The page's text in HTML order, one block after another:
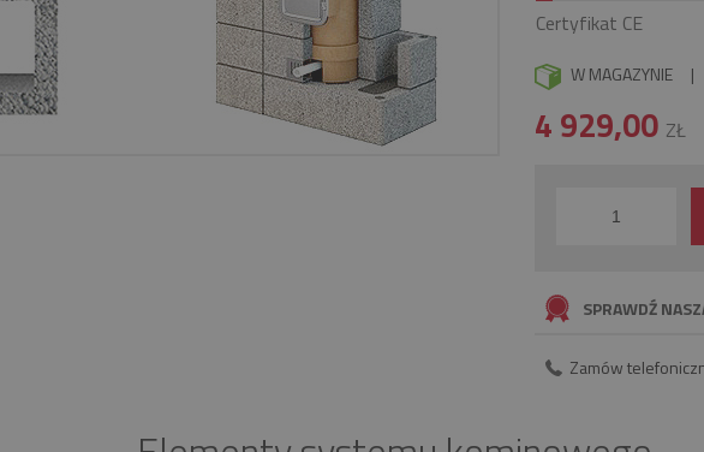
Certyfikat CE
W MAGAZYNIE |
4 929,00 ZŁ
SPRAWDŹ
Zamów